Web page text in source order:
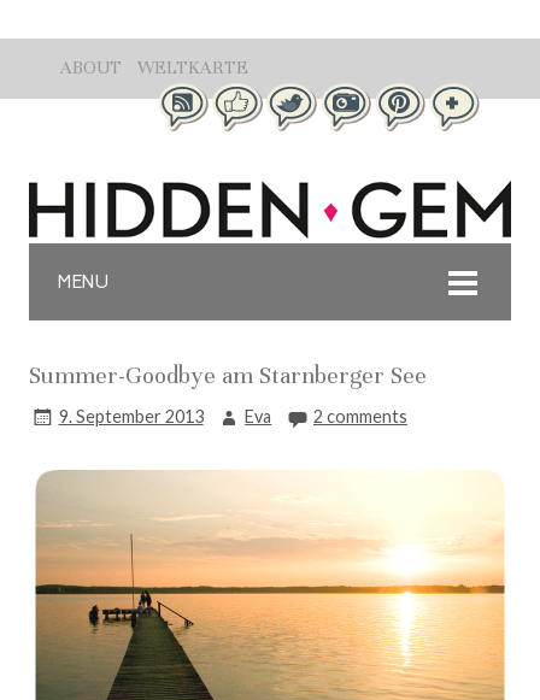
ABOUT WELTKARTE
MENU
Summer-Goodbye am Starnberger See
9. September 2013 Eva 2 comments